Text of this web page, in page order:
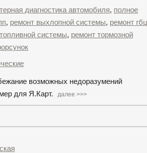
диагностика автомобиля, полное
, ремонт выхлопной системы, ремонт гбц
системы, ремонт тормозной
возможных недоразумений
для Я.Карт.
далее >>>